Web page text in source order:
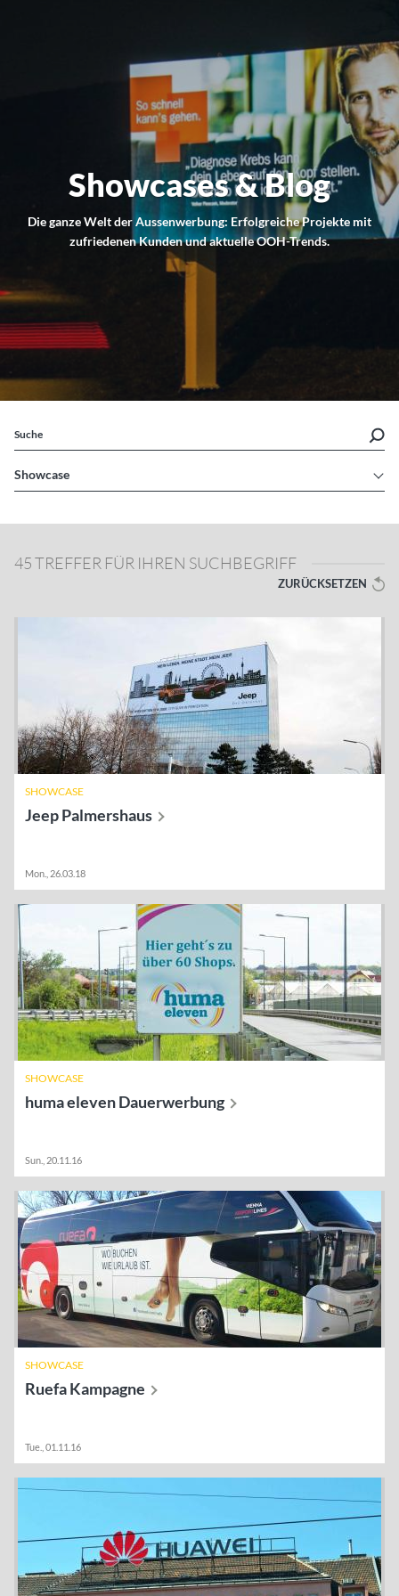
Showcases & Blog
Die ganze Welt der Aussenwerbung: Erfolgreiche Projekte mit
zufriedenen Kunden und aktuelle OOH-Trends.
Suche
Showcase
45 TREFFER FÜR IHREN SUCHBEGRIFF
ZURÜCKSETZEN
SHOWCASE
JeepPalmershaus
Mon., 26.03.18
SHOWCASE
huma elevenDauerwerbung
Sun., 20.11.16
SHOWCASE
RuefaKampagne
Tue., 01.11.16